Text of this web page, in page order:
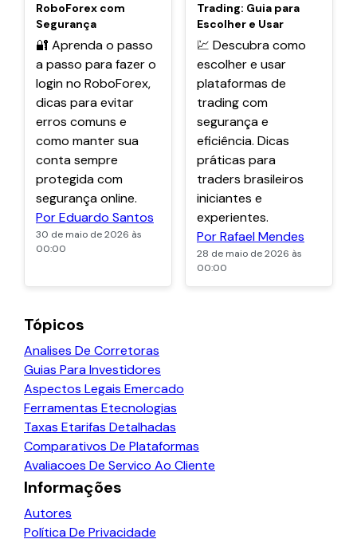
RoboForex com
Segurança
🔐 Aprenda o passo
a passo para fazer o
login no RoboForex,
dicas para evitar
erros comuns e
como manter sua
conta sempre
protegida com
segurança online.
Por Eduardo Santos
30 de maio de 2026 às
00:00
Trading: Guia para
Escolher e Usar
💹 Descubra como
escolher e usar
plataformas de
trading com
segurança e
eficiência. Dicas
práticas para
traders brasileiros
iniciantes e
experientes.
Por Rafael Mendes
28 de maio de 2026 às
00:00
Tópicos
Analises De Corretoras
Guias Para Investidores
Aspectos Legais Emercado
Ferramentas Etecnologias
Taxas Etarifas Detalhadas
Comparativos De Plataformas
Avaliacoes De Servico Ao Cliente
Informações
Autores
Política De Privacidade